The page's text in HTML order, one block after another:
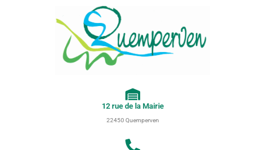
12 rue de la Mairie
22450 Quemperven